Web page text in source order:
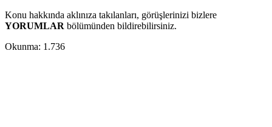
Konu hakkında aklınıza takılanları, görüşlerinizi bizlere
YORUMLAR bölümünden bildirebilirsiniz.
Okunma: 1.736